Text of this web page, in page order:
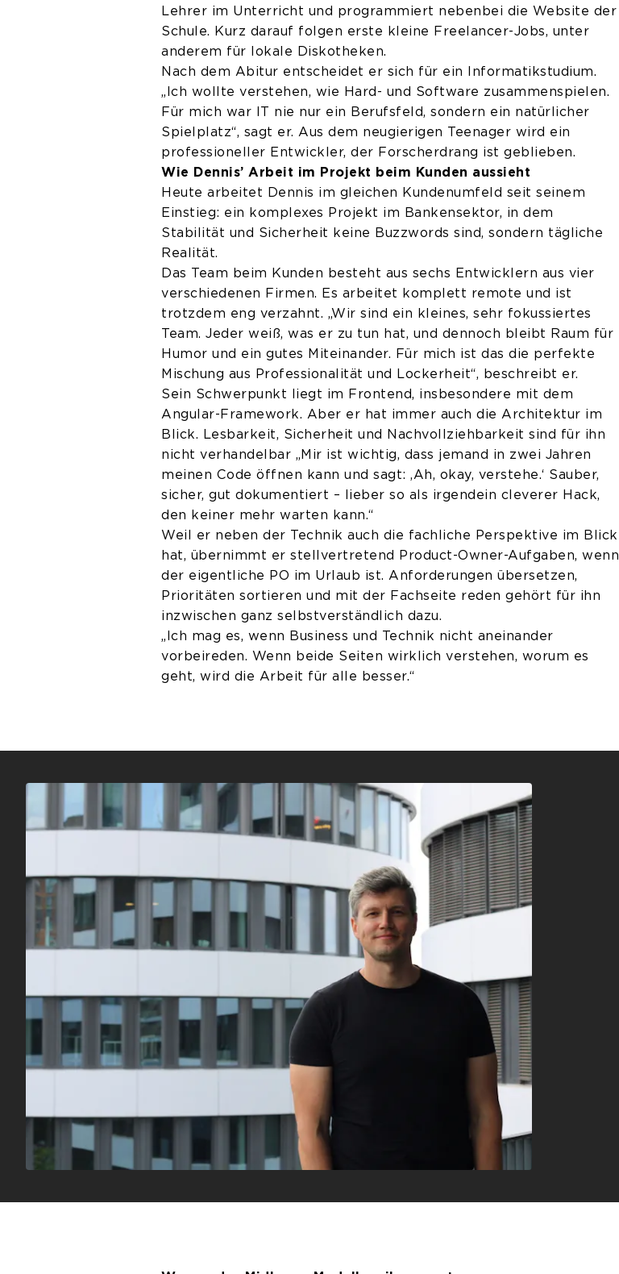
Lehrer im Unterricht und programmiert nebenbei die Website der
Schule. Kurz darauf folgen erste kleine Freelancer-Jobs, unter
anderem für lokale Diskotheken.
Nach dem Abitur entscheidet er sich für ein Informatikstudium.
„Ich wollte verstehen, wie Hard- und Software zusammenspielen.
Für mich war IT nie nur ein Berufsfeld, sondern ein natürlicher
Spielplatz“, sagt er. Aus dem neugierigen Teenager wird ein
professioneller Entwickler, der Forscherdrang ist geblieben.
Wie Dennis’ Arbeit im Projekt beim Kunden aussieht
Heute arbeitet Dennis im gleichen Kundenumfeld seit seinem
Einstieg: ein komplexes Projekt im Bankensektor, in dem
Stabilität und Sicherheit keine Buzzwords sind, sondern tägliche
Realität.
Das Team beim Kunden besteht aus sechs Entwicklern aus vier
verschiedenen Firmen. Es arbeitet komplett remote und ist
trotzdem eng verzahnt. „Wir sind ein kleines, sehr fokussiertes
Team. Jeder weiß, was er zu tun hat, und dennoch bleibt Raum für
Humor und ein gutes Miteinander. Für mich ist das die perfekte
Mischung aus Professionalität und Lockerheit“, beschreibt er.
Sein Schwerpunkt liegt im Frontend, insbesondere mit dem
Angular-Framework. Aber er hat immer auch die Architektur im
Blick. Lesbarkeit, Sicherheit und Nachvollziehbarkeit sind für ihn
nicht verhandelbar „Mir ist wichtig, dass jemand in zwei Jahren
meinen Code öffnen kann und sagt: ‚Ah, okay, verstehe.‘ Sauber,
sicher, gut dokumentiert – lieber so als irgendein cleverer Hack,
den keiner mehr warten kann.“
Weil er neben der Technik auch die fachliche Perspektive im Blick
hat, übernimmt er stellvertretend Product-Owner-Aufgaben, wenn
der eigentliche PO im Urlaub ist. Anforderungen übersetzen,
Prioritäten sortieren und mit der Fachseite reden gehört für ihn
inzwischen ganz selbstverständlich dazu.
„Ich mag es, wenn Business und Technik nicht aneinander
vorbeireden. Wenn beide Seiten wirklich verstehen, worum es
geht, wird die Arbeit für alle besser.“